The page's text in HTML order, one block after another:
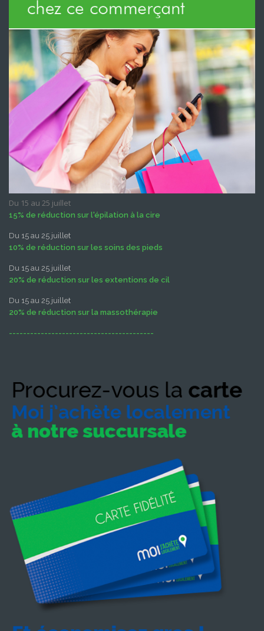
Du 15 au 25 juillet
15% de réduction sur l'épilation à la cire
Du 15 au 25 juillet
10% de réduction sur les soins des pieds
Du 15 au 25 juillet
20% de réduction sur les extentions de cil
Du 15 au 25 juillet
20% de réduction sur la massothérapie
-----------------------------------------